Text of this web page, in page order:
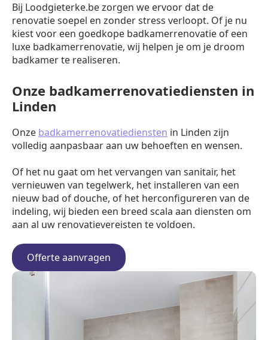
Bij Loodgieterke.be zorgen we ervoor dat de
renovatie soepel en zonder stress verloopt. Of je nu
kiest voor een goedkope badkamerrenovatie of een
luxe badkamerrenovatie, wij helpen je om je droom
badkamer te realiseren.
Onze badkamerrenovatiediensten in
Linden
Onze badkamerrenovatiediensten in Linden zijn
volledig aanpasbaar aan uw behoeften en wensen.
Of het nu gaat om het vervangen van sanitair, het
vernieuwen van tegelwerk, het installeren van een
nieuw bad of douche, of het herconfigureren van de
indeling, wij bieden een breed scala aan diensten om
aan al uw renovatievereisten te voldoen.
Offerte aanvragen